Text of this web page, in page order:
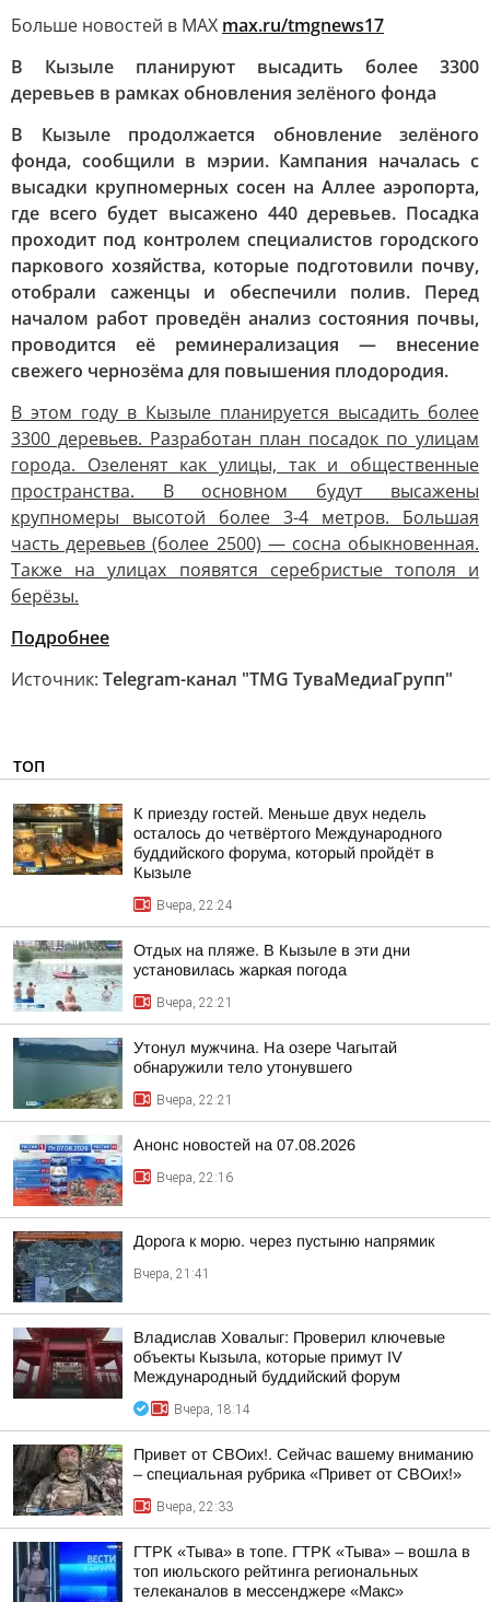
Больше новостей в МАХ max.ru/tmgnews17
В Кызыле планируют высадить более 3300
деревьев в рамках обновления зелёного фонда
В Кызыле продолжается обновление зелёного
фонда, сообщили в мэрии. Кампания началась с
высадки крупномерных сосен на Аллее аэропорта,
где всего будет высажено 440 деревьев. Посадка
проходит под контролем специалистов городского
паркового хозяйства, которые подготовили почву,
отобрали саженцы и обеспечили полив. Перед
началом работ проведён анализ состояния почвы,
проводится её реминерализация — внесение
свежего чернозёма для повышения плодородия.
В этом году в Кызыле планируется высадить более
3300 деревьев. Разработан план посадок по улицам
города. Озеленят как улицы, так и общественные
пространства. В основном будут высажены
крупномеры высотой более 3-4 метров. Большая
часть деревьев (более 2500) — сосна обыкновенная.
Также на улицах появятся серебристые тополя и
берёзы.
Подробнее
Источник: Telegram-канал "TMG ТуваМедиаГрупп"
ТОП
К приезду гостей. Меньше двух недель
осталось до четвёртого Международного
буддийского форума, который пройдёт в
Кызыле
Вчера, 22:24
Отдых на пляже. В Кызыле в эти дни
установилась жаркая погода
Вчера, 22:21
Утонул мужчина. На озере Чагытай
обнаружили тело утонувшего
Вчера, 22:21
Анонс новостей на 07.08.2026
Вчера, 22:16
Дорога к морю. через пустыню напрямик
Вчера, 21:41
Владислав Ховалыг: Проверил ключевые
объекты Кызыла, которые примут IV
Международный буддийский форум
Вчера, 18:14
Привет от СВОих!. Сейчас вашему вниманию
– специальная рубрика «Привет от СВОих!»
Вчера, 22:33
ГТРК «Тыва» в топе. ГТРК «Тыва» – вошла в
топ июльского рейтинга региональных
телеканалов в мессенджере «Макс»